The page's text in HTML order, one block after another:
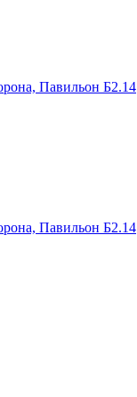
Павильон Б2.14
Павильон Б2.14